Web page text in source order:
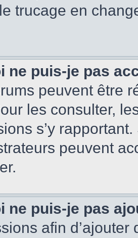
trucage en
ne puis-je pas
peuvent être
les consulter,
s’y
peuvent
ne puis-je pas
afin